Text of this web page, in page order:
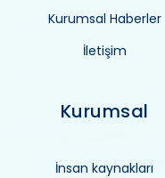
Kurumsal Haberler
İletişim
Kurumsal
İnsan kaynakları